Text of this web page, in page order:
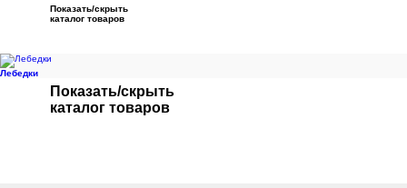
Показать/скрыть
каталог товаров
Лебедки
Показать/скрыть
каталог товаров